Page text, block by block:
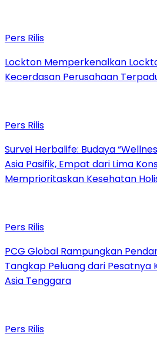
Pers Rilis
Lockton Memperkenalkan
Kecerdasan Perusahaan
Pers Rilis
Survei Herbalife: Budaya
Asia Pasifik, Empat dari Lima
Memprioritaskan Kesehatan
Pers Rilis
PCG Global Rampungkan
Tangkap Peluang dari Pesatnya
Asia Tenggara
Pers Rilis